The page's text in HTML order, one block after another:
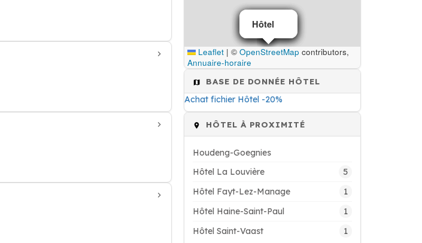
Hôtel
Hôtel
Hôtel
Hôtel
Leaflet | © OpenStreetMap contributors,
Annuaire-horaire
BASE DE DONNÉE HÔTEL
Achat fichier Hôtel -20%
HÔTEL À PROXIMITÉ
Houdeng-Goegnies
Hôtel La Louvière
5
Hôtel Fayt-Lez-Manage 1
Hôtel Haine-Saint-Paul 1
Hôtel Saint-Vaast 1